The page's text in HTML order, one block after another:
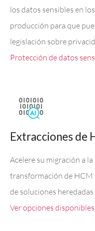
los datos sensibles en
producción para que
legislación sobre
Protección de datos
Extracciones de
Acelere su migración a
transformación de HCM
de soluciones
Ver opciones disponibles